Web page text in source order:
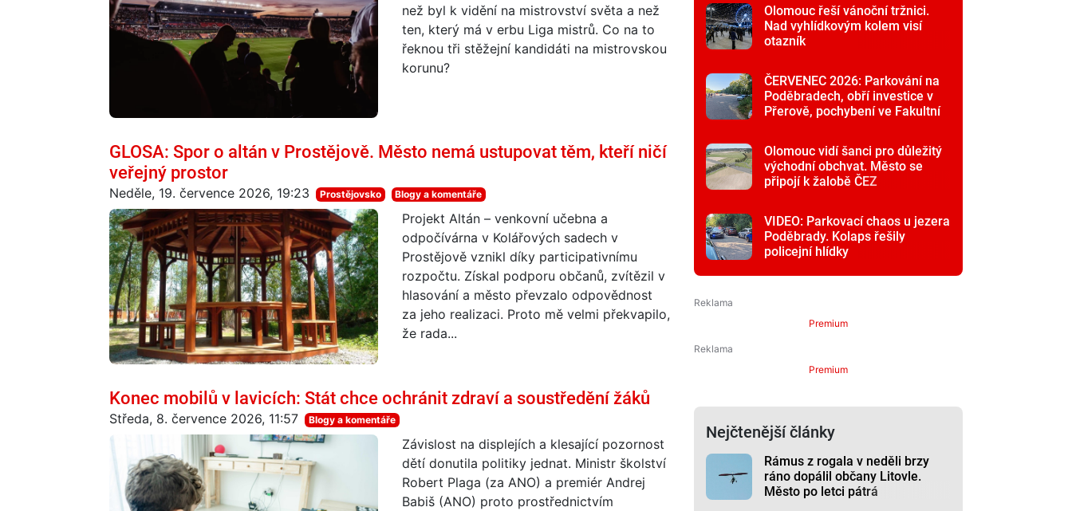
než byl k vidění na mistrovství světa a než
ten, který má v erbu Liga mistrů. Co na to
řeknou tři stěžejní kandidáti na mistrovskou
korunu?
GLOSA: Spor o altán v Prostějově. Město nemá ustupovat těm, kteří ničí
veřejný prostor
Neděle, 19. července 2026, 19:23 Prostějovsko Blogy a komentáře
Projekt Altán – venkovní učebna a
odpočívárna v Kolářových sadech v
Prostějově vznikl díky participativnímu
rozpočtu. Získal podporu občanů, zvítězil v
hlasování a město převzalo odpovědnost
za jeho realizaci. Proto mě velmi překvapilo,
že rada...
Konec mobilů v lavicích: Stát chce ochránit zdraví a soustředění žáků
Středa, 8. července 2026, 11:57 Blogy a komentáře
Závislost na displejích a klesající pozornost
dětí donutila politiky jednat. Ministr školství
Robert Plaga (za ANO) a premiér Andrej
Babiš (ANO) proto prostřednictvím
Olomouc řeší vánoční tržnici.
Nad vyhlídkovým kolem visí
otazník
ČERVENEC 2026: Parkování na
Poděbradech, obří investice v
Přerově, pochybení ve Fakultní
Olomouc vidí šanci pro důležitý
východní obchvat. Město se
připojí k žalobě ČEZ
VIDEO: Parkovací chaos u jezera
Poděbrady. Kolaps řešily
policejní hlídky
Premium
Premium
Nejčtenější články
Rámus z rogala v neděli brzy
ráno dopálil občany Litovle.
Město po letci pátrá